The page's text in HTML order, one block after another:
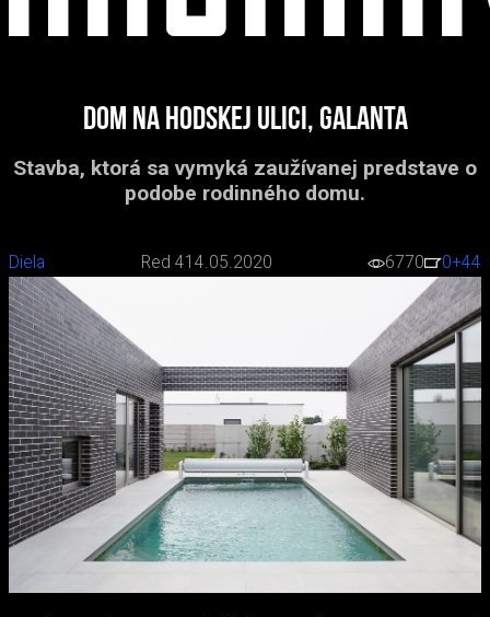
Dom na Hodskej ulici, Galanta
Stavba, ktorá sa vymyká zaužívanej predstave o
podobe rodinného domu.
Diela Red 414.05.2020 6770 0+44